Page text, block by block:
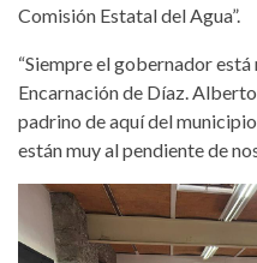
Comisión Estatal del Agua”.
“Siempre el gobernador
Encarnación de Díaz.
padrino de aquí del
están muy al pendiente de